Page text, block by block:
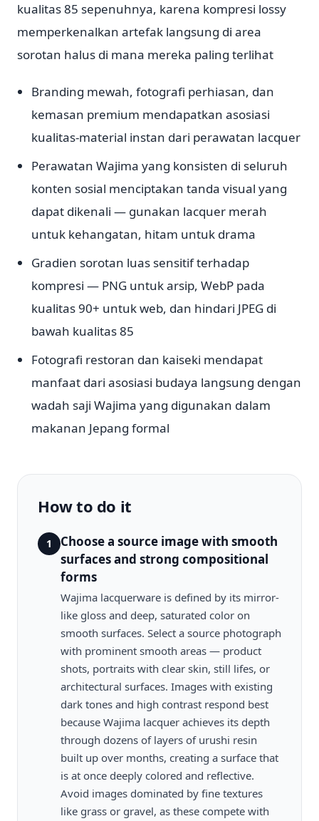
kualitas 85 sepenuhnya, karena kompresi lossy
memperkenalkan artefak langsung di area
sorotan halus di mana mereka paling terlihat
Branding mewah, fotografi perhiasan, dan
kemasan premium mendapatkan asosiasi
kualitas-material instan dari perawatan lacquer
Perawatan Wajima yang konsisten di seluruh
konten sosial menciptakan tanda visual yang
dapat dikenali — gunakan lacquer merah
untuk kehangatan, hitam untuk drama
Gradien sorotan luas sensitif terhadap
kompresi — PNG untuk arsip, WebP pada
kualitas 90+ untuk web, dan hindari JPEG di
bawah kualitas 85
Fotografi restoran dan kaiseki mendapat
manfaat dari asosiasi budaya langsung dengan
wadah saji Wajima yang digunakan dalam
makanan Jepang formal
How to do it
1
Choose a source image with smooth
surfaces and strong compositional
forms
Wajima lacquerware is defined by its mirror-
like gloss and deep, saturated color on
smooth surfaces. Select a source photograph
with prominent smooth areas — product
shots, portraits with clear skin, still lifes, or
architectural surfaces. Images with existing
dark tones and high contrast respond best
because Wajima lacquer achieves its depth
through dozens of layers of urushi resin
built up over months, creating a surface that
is at once deeply colored and reflective.
Avoid images dominated by fine textures
like grass or gravel, as these compete with